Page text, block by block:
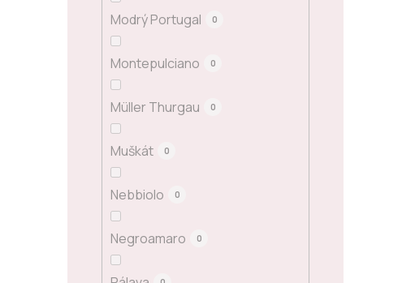
Modrý Portugal 0
Montepulciano 0
Müller Thurgau 0
Muškát 0
Nebbiolo 0
Negroamaro 0